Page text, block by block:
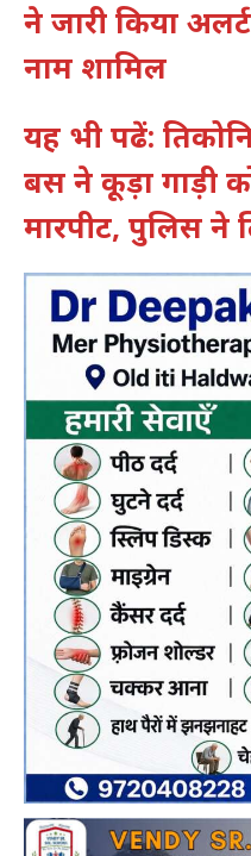
ने जारी किया
नाम शामिल
यह भी पढें:
बस ने कूड़ा गाड़ी
मारपीट, पुलिस ने